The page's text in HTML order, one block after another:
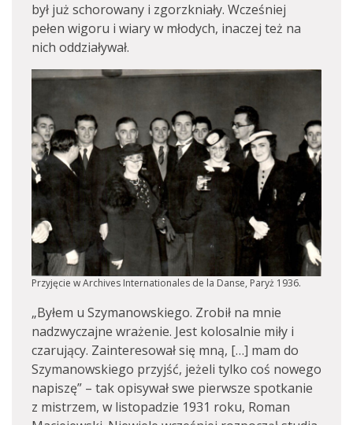
był już schorowany i zgorzkniały. Wcześniej
pełen wigoru i wiary w młodych, inaczej też na
nich oddziaływał.
Przyjęcie w Archives Internationales de la Danse, Paryż 1936.
„Byłem u Szymanowskiego. Zrobił na mnie
nadzwyczajne wrażenie. Jest kolosalnie miły i
czarujący. Zainteresował się mną, […] mam do
Szymanowskiego przyjść, jeżeli tylko coś nowego
napiszę” – tak opisywał swe pierwsze spotkanie
z mistrzem, w listopadzie 1931 roku, Roman